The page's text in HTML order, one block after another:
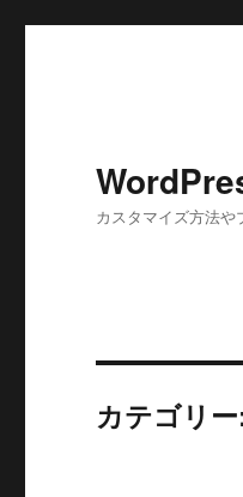
カスタマイズ方法や
カテゴリ